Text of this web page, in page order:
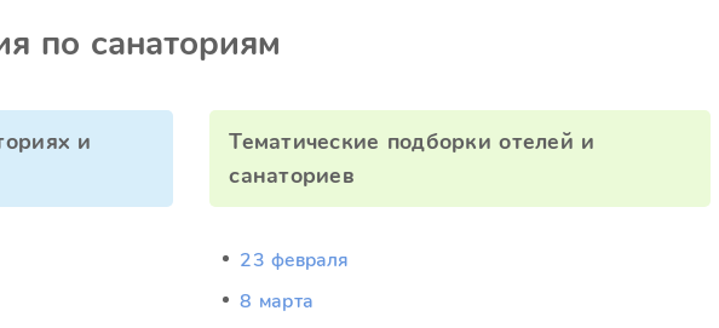
по санаториям
и
Тематические подборки отелей и
санаториев
23 февраля
8 марта